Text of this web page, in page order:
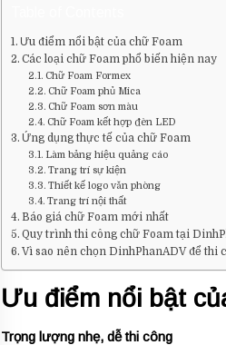
Ưu điểm nổi bật của chữ Foam
Các loại chữ Foam phổ biến hiện nay
Chữ Foam Formex
Chữ Foam phủ Mica
Chữ Foam sơn màu
Chữ Foam kết hợp đèn LED
Ứng dụng thực tế của chữ Foam
Làm bảng hiệu quảng cáo
Trang trí sự kiện
Thiết kế logo văn phòng
Trang trí nội thất
Báo giá chữ Foam mới nhất
Quy trình thi công chữ Foam tại
Vì sao nên chọn DinhPhanADV để thi
Ưu điểm nổi bật
Trọng lượng nhẹ, dễ thi công